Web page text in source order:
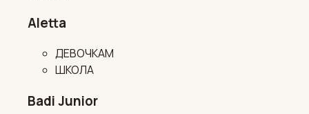
Aletta
ДЕВОЧКАМ
ШКОЛА
Badi Junior